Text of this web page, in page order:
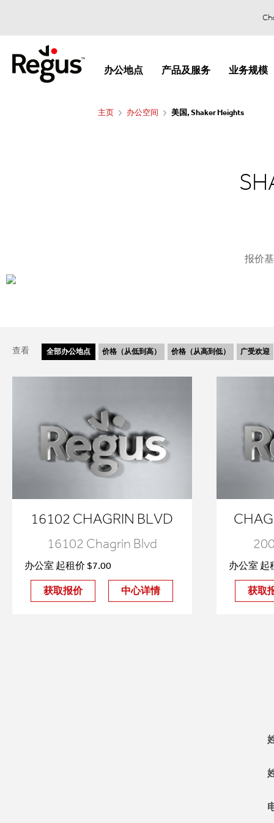
办公地点 产品及服务 业务规模
主页 办公空间 美国, Shaker Heights
报价
查看 全部办公地点 价格（从低到高） 价格（从高到低） 广受欢迎
16102 CHAGRIN BLVD
16102 Chagrin Blvd
办公室 起租价 $7.00
获取报价 中心详情
办公室 起
获取